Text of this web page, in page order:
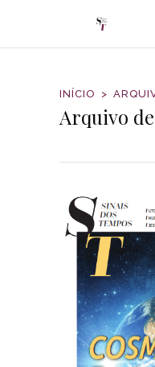
INÍCIO
Arquivo